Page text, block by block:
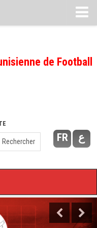
de Football
FR ع